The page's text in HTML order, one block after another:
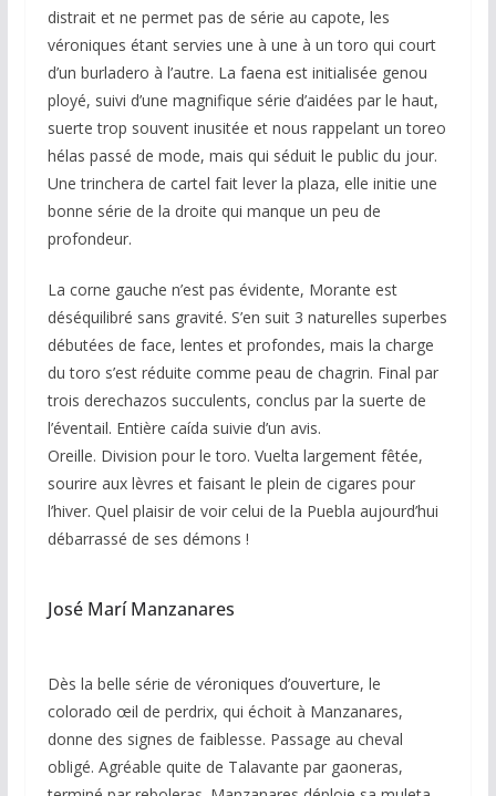
distrait et ne permet pas de série au capote, les
véroniques étant servies une à une à un toro qui court
d’un burladero à l’autre. La faena est initialisée genou
ployé, suivi d’une magnifique série d’aidées par le haut,
suerte trop souvent inusitée et nous rappelant un toreo
hélas passé de mode, mais qui séduit le public du jour.
Une trinchera de cartel fait lever la plaza, elle initie une
bonne série de la droite qui manque un peu de
profondeur.
La corne gauche n’est pas évidente, Morante est
déséquilibré sans gravité. S’en suit 3 naturelles superbes
débutées de face, lentes et profondes, mais la charge
du toro s’est réduite comme peau de chagrin. Final par
trois derechazos succulents, conclus par la suerte de
l’éventail. Entière caída suivie d’un avis.
Oreille. Division pour le toro. Vuelta largement fêtée,
sourire aux lèvres et faisant le plein de cigares pour
l’hiver. Quel plaisir de voir celui de la Puebla aujourd’hui
débarrassé de ses démons !
José Marí Manzanares
Dès la belle série de véroniques d’ouverture, le
colorado œil de perdrix, qui échoit à Manzanares,
donne des signes de faiblesse. Passage au cheval
obligé. Agréable quite de Talavante par gaoneras,